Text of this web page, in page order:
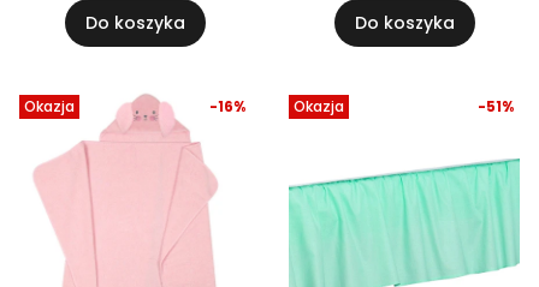
Do koszyka Do koszyka
Okazja -16% Okazja -51%